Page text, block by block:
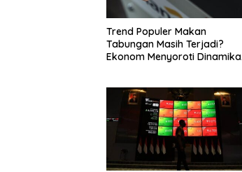
Trend Populer Makan
Tabungan Masih Terjadi?
Ekonom Menyoroti Dinamika